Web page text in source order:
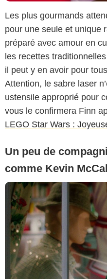
Les plus gourmands
pour une seule et unique
préparé avec amour en
les recettes
il peut y en avoir pour
Attention, le sabre laser
ustensile approprié pour
vous le confirmera Finn
LEGO Star Wars :
Un peu de
comme Kevin